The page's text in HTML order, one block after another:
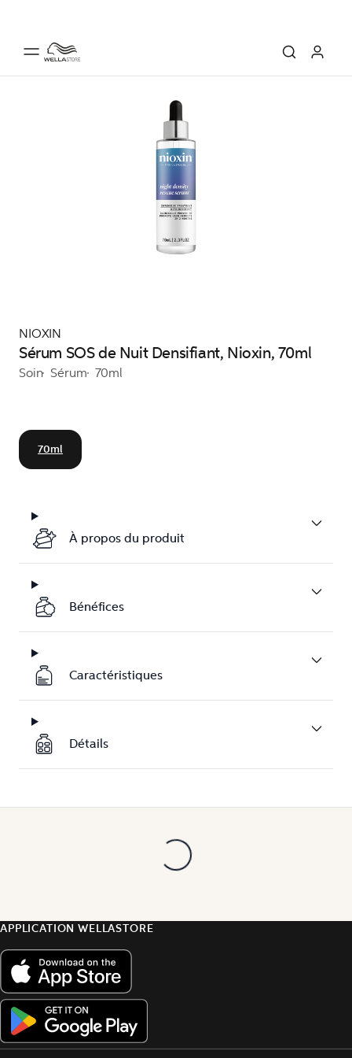
NIOXIN
Sérum SOS de Nuit Densifiant, Nioxin, 70ml
Soin Sérum 70ml
70ml
À propos du produit
Bénéfices
Caractéristiques
Détails
APPLICATION WELLASTORE